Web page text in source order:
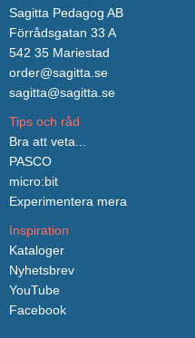
Sagitta Pedagog AB
Förrådsgatan 33 A
542 35 Mariestad
order@sagitta.se
sagitta@sagitta.se
Tips och råd
Bra att veta...
PASCO
micro:bit
Experimentera mera
Inspiration
Kataloger
Nyhetsbrev
YouTube
Facebook